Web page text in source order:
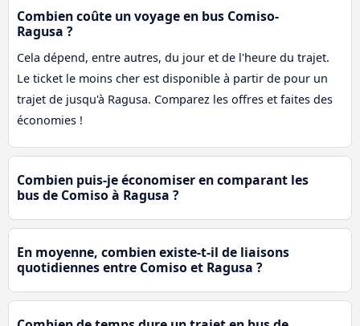
Combien coûte un voyage en bus Comiso-
Ragusa ?
Cela dépend, entre autres, du jour et de l'heure du trajet.
Le ticket le moins cher est disponible à partir de pour un
trajet de jusqu'à Ragusa. Comparez les offres et faites des
économies !
Combien puis-je économiser en comparant les
bus de Comiso à Ragusa ?
En moyenne, combien existe-t-il de liaisons
quotidiennes entre Comiso et Ragusa ?